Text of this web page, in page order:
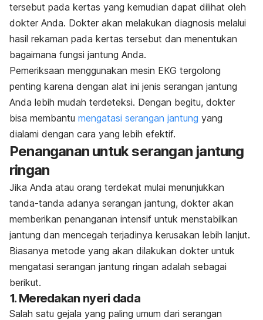
tersebut pada kertas yang kemudian dapat dilihat oleh
dokter Anda. Dokter akan melakukan diagnosis melalui
hasil rekaman pada kertas tersebut dan menentukan
bagaimana fungsi jantung Anda.
Pemeriksaan menggunakan mesin EKG tergolong
penting karena dengan alat ini jenis serangan jantung
Anda lebih mudah terdeteksi. Dengan begitu, dokter
bisa membantu mengatasi serangan jantung yang
dialami dengan cara yang lebih efektif.
Penanganan untuk serangan jantung
ringan
Jika Anda atau orang terdekat mulai menunjukkan
tanda-tanda adanya serangan jantung, dokter akan
memberikan penanganan intensif untuk menstabilkan
jantung dan mencegah terjadinya kerusakan lebih lanjut.
Biasanya metode yang akan dilakukan dokter untuk
mengatasi serangan jantung ringan adalah sebagai
berikut.
1. Meredakan nyeri dada
Salah satu gejala yang paling umum dari serangan